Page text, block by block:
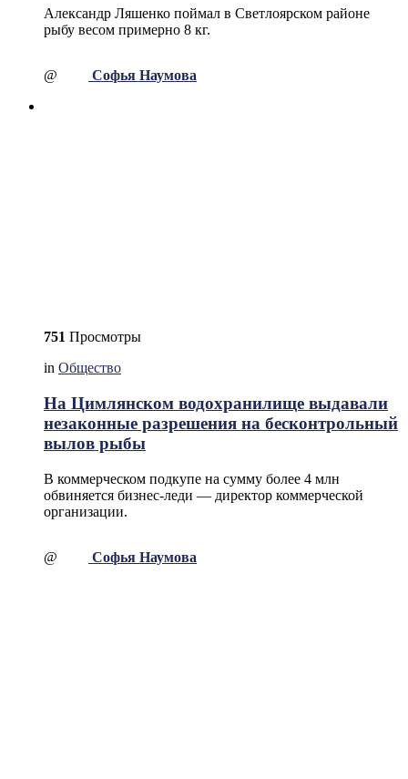
Александр Ляшенко поймал в Светлоярском районе
рыбу весом примерно 8 кг.
@ Софья Наумова
751 Просмотры
in Общество
На Цимлянском водохранилище выдавали
незаконные разрешения на бесконтрольный
вылов рыбы
В коммерческом подкупе на сумму более 4 млн
обвиняется бизнес-леди — директор коммерческой
организации.
@ Софья Наумова